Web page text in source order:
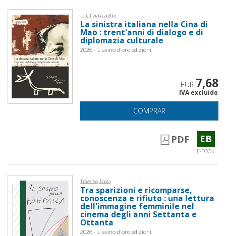
Lioi, Tiziana, author
La sinistra italiana nella Cina di
Mao : trent'anni di dialogo e di
diplomazia culturale
2026 - L'asino d'oro edizioni
EUR 7,68
IVA excluido
COMPRAR
PDF EB
E-BOOK
Traverso, Paola
Tra sparizioni e ricomparse,
conoscenza e rifiuto : una lettura
dell'immagine femminile nel
cinema degli anni Settanta e
Ottanta
2026 - L'asino d'oro edizioni